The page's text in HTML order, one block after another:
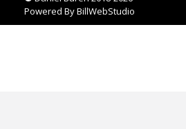
Powered ByBillWebStudio